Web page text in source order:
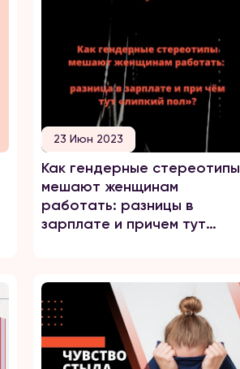
23 Июн 2023
Как гендерные стереотипы
мешают женщинам
работать: разницы в
зарплате и причем тут